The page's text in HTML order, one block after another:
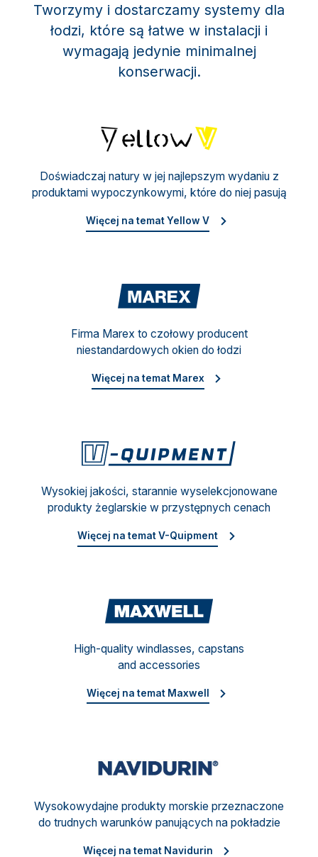
Tworzymy i dostarczamy systemy dla
łodzi, które są łatwe w instalacji i
wymagają jedynie minimalnej
konserwacji.
Doświadczaj natury w jej najlepszym wydaniu z
produktami wypoczynkowymi, które do niej pasują
Więcej na temat Yellow V
Firma Marex to czołowy producent
niestandardowych okien do łodzi
Więcej na temat Marex
Wysokiej jakości, starannie wyselekcjonowane
produkty żeglarskie w przystępnych cenach
Więcej na temat V-Quipment
High-quality windlasses, capstans
and accessories
Więcej na temat Maxwell
Wysokowydajne produkty morskie przeznaczone
do trudnych warunków panujących na pokładzie
Więcej na temat Navidurin